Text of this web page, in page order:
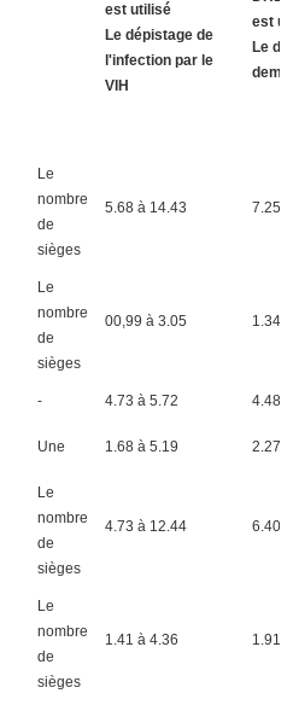
est utilisé
Le dépistage de
l'infection par le
VIH
est
Le
Le
nombre
de
sièges
5.68 à 14.43 7.25 à
Le
nombre
de
sièges
00,99 à 3.05 1.34 à
- 4.73 à 5.72 4.48 à
Une 1.68 à 5.19 2.27 à
Le
nombre
de
sièges
4.73 à 12.44 6.40 à
Le
nombre
de
sièges
1.41 à 4.36 1.91 à